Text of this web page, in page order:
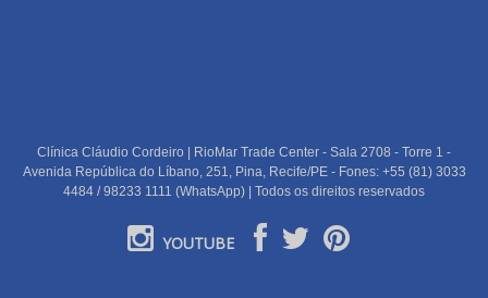
Clínica Cláudio Cordeiro | RioMar Trade Center - Sala 2708 - Torre 1 -
Avenida República do Líbano, 251, Pina, Recife/PE - Fones: +55 (81) 3033
4484 / 98233 1111 (WhatsApp) | Todos os direitos reservados
YOUTUBE